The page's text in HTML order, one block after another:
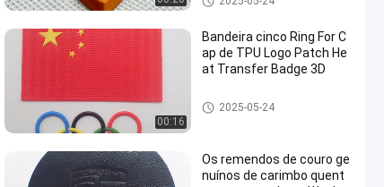
mica do silicone
00:16
Bandeira cinco Ring For C
ap de TPU Logo Patch He
at Transfer Badge 3D
Remendos feitos sob encome
nda da roupa
2025-05-24
Os remendos de couro ge
nuínos de carimbo quent